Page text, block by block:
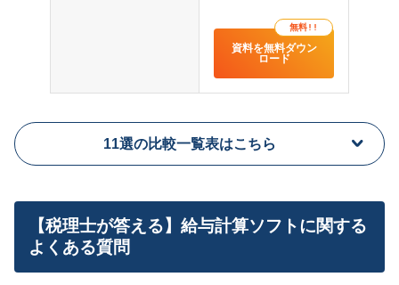
無料!!
資料を無料ダウン
ロード
11選の比較一覧表はこちら
【税理士が答える】給与計算ソフトに関する
よくある質問